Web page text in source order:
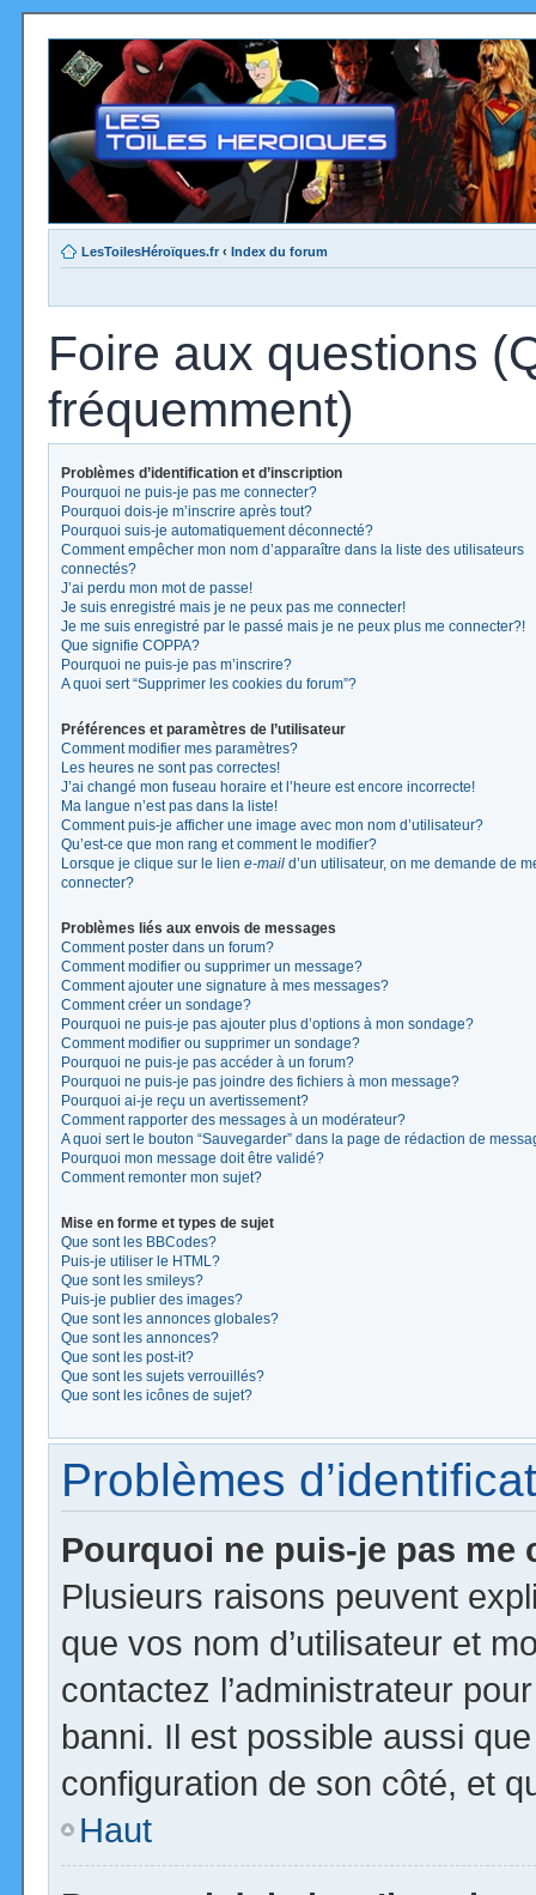
LesToilesHéroïques.fr ‹ Index du forum
Foire aux questions
fréquemment)
Problèmes d’identification et d’inscription
Pourquoi ne puis-je pas me connecter?
Pourquoi dois-je m’inscrire après tout?
Pourquoi suis-je automatiquement déconnecté?
Comment empêcher mon nom d’apparaître dans la liste des utilisateurs
connectés?
J’ai perdu mon mot de passe!
Je suis enregistré mais je ne peux pas me connecter!
Je me suis enregistré par le passé mais je ne peux plus me connecter?!
Que signifie COPPA?
Pourquoi ne puis-je pas m’inscrire?
A quoi sert “Supprimer les cookies du forum”?
Préférences et paramètres de l’utilisateur
Comment modifier mes paramètres?
Les heures ne sont pas correctes!
J’ai changé mon fuseau horaire et l’heure est encore incorrecte!
Ma langue n’est pas dans la liste!
Comment puis-je afficher une image avec mon nom d’utilisateur?
Qu’est-ce que mon rang et comment le modifier?
Lorsque je clique sur le lien e-mail d’un utilisateur, on me demande de
connecter?
Problèmes liés aux envois de messages
Comment poster dans un forum?
Comment modifier ou supprimer un message?
Comment ajouter une signature à mes messages?
Comment créer un sondage?
Pourquoi ne puis-je pas ajouter plus d’options à mon sondage?
Comment modifier ou supprimer un sondage?
Pourquoi ne puis-je pas accéder à un forum?
Pourquoi ne puis-je pas joindre des fichiers à mon message?
Pourquoi ai-je reçu un avertissement?
Comment rapporter des messages à un modérateur?
A quoi sert le bouton “Sauvegarder” dans la page de rédaction de
Pourquoi mon message doit être validé?
Comment remonter mon sujet?
Mise en forme et types de sujet
Que sont les BBCodes?
Puis-je utiliser le HTML?
Que sont les smileys?
Puis-je publier des images?
Que sont les annonces globales?
Que sont les annonces?
Que sont les post-it?
Que sont les sujets verrouillés?
Que sont les icônes de sujet?
Problèmes
Pourquoi ne puis-je pas me
Plusieurs raisons peuvent
que vos nom d’utilisateur et
contactez l’administrateur
banni. Il est possible aussi
configuration de son côté, et
Haut